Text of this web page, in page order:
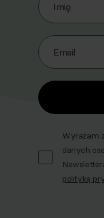
Imię
Email
Wyrażam
danych
polityką